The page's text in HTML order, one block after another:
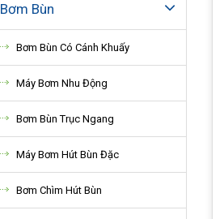
Bơm Bùn
Bơm Bùn Có Cánh Khuấy
Máy Bơm Nhu Động
Bơm Bùn Trục Ngang
Máy Bơm Hút Bùn Đặc
Bơm Chìm Hút Bùn